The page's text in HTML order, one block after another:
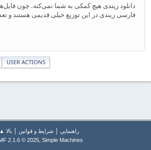
دانلود زیندی هیچ کمکی به شما نمی‌کنه. چون
فارسی زیندی در این توزیع خیلی قدیمی هستند و
USER ACTIONS
راهنمايي | شرایط و قوانین | بالا ▲
2.1.6 © 2025, Simple Machines